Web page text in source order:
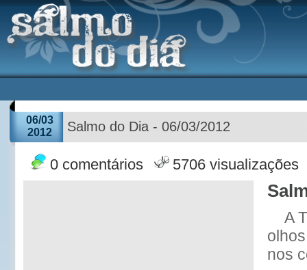
06/03
2012
Salmo do Dia - 06/03/2012
0 comentários 5706 visualizações
A
nos